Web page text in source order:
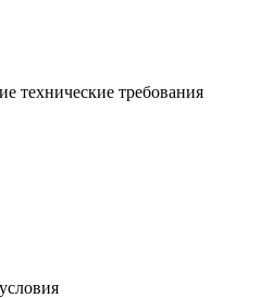
технические требования